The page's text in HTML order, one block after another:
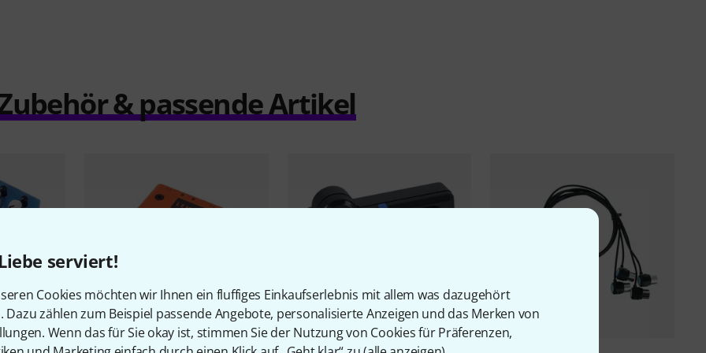
serviert!
Cookies möchten wir Ihnen ein fluffiges Einkaufserlebnis mit allem was dazugehört
Dazu zählen zum Beispiel passende Angebote, personalisierte Anzeigen und das Merken von
Wenn das für Sie okay ist, stimmen Sie der Nutzung von Cookies für Präferenzen,
& passende Artikel